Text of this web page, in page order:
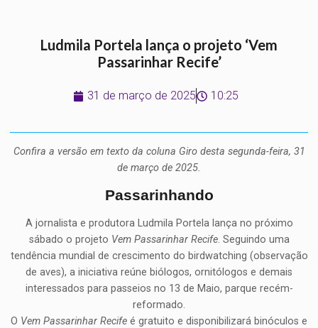
Ludmila Portela lança o projeto ‘Vem
Passarinhar Recife’
31 de março de 2025 10:25
Confira a versão em texto da coluna Giro desta segunda-feira, 31
de março de 2025.
Passarinhando
A jornalista e produtora Ludmila Portela lança no próximo
sábado o projeto Vem Passarinhar Recife. Seguindo uma
tendência mundial de crescimento do birdwatching (observação
de aves), a iniciativa reúne biólogos, ornitólogos e demais
interessados para passeios no 13 de Maio, parque recém-
reformado.
O Vem Passarinhar Recife é gratuito e disponibilizará binóculos e